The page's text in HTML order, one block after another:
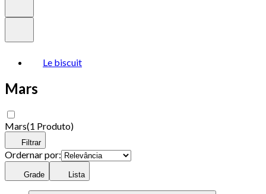
Le biscuit
Mars
Mars(1 Produto)
Filtrar
Ordernar por:
Grade Lista